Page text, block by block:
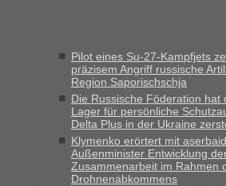
Milliarden aufgedeckt
„Kein Zoll. Du musst an sich nur
und du nicht damit handeln willst. So
Originalverpackt ist und ersichlich das
keine Probleme geben“
Recht, Visa und Dokumente •
gebrauchter Kleidung beim Zoll
Pilot eines Su-27-Kampfjets
präzisem Angriff russische
Region Saporischschja
Die Russische Föderation hat
Lager für persönliche
Delta Plus in der Ukraine
Klymenko erörtert mit
Außenminister Entwicklung
Zusammenarbeit im Rahmen
Drohnenabkommens